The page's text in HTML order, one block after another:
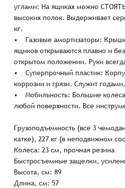
углами: На ящиках можно
высоких полок. Выдерживает
кг.
• Газовые амортизаторы:
ящиков открываются плавно и
открытом положении. Руки
• Суперпрочный пластик:
коррозии и грязи. Служит годами.
• Мобильность: Большие колеса
любой поверхности. Все
Грузоподъемность (все 3
катке), 227 кг (в неподвижном
Колеса: 23 см, прочная резина
Быстросъемные защелки,
Высота, см: 89
Длина, см: 57